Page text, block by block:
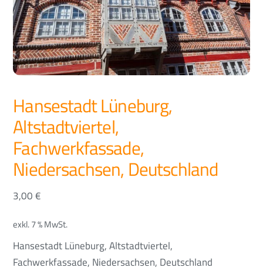
Hansestadt Lüneburg,
Altstadtviertel,
Fachwerkfassade,
Niedersachsen, Deutschland
3,00€
exkl. 7 % MwSt.
Hansestadt Lüneburg, Altstadtviertel,
Fachwerkfassade, Niedersachsen, Deutschland